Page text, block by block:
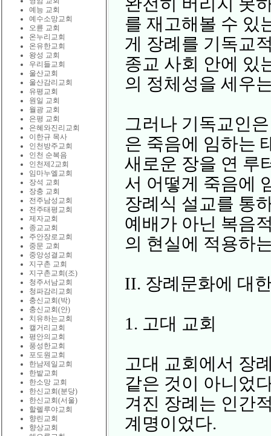
예능 교회
예수소망교회
오륜 교회
온누리교회
온유한교회
왕성 교회
우리들교회
울산교회
울산감리교회
유평교회
원일 교회
월광 교회
은평 교회
은혜와진리교회
이한규 목사
인천방주교회
인천 순복음
인천제2교회
임마누엘교회
장석 교회
장충 교회
전주남성교회
전주태평교회
제자교회
종교교회
주안장로교회
중문 교회
중앙성결교회
지구촌 교회
지구촌교회(조)
청주서남교회
청파감리교회
충신교회(박)
충신교회(안)
치유하는교회
캘거리교회
평안의교회
풍성한교회
포도원교회
한남제일교회
한밭교회
한소망 교회
한신교회(분당)
한신교회(서울)
할렐루야교회
향린교회
향상교회
를 재고해볼 수 있
게 장례를 기독교
종교 사회 안에 있
의 정체성을 세우
그러나 기독교인
은 죽음에 임하는
새로운 장을 연 루
서 어떻게 죽음에
장례식 설교를 통
예배가 아닌 복음
의 현실에 적용하
II. 장례문화에 대
1. 고대 교회
고대 교회에서 장
같은 것이 아니었
겨진 장례는 인간
계명이었다.